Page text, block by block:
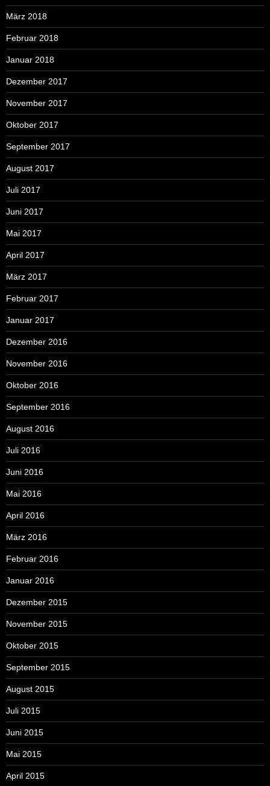
März 2018
Februar 2018
Januar 2018
Dezember 2017
November 2017
Oktober 2017
September 2017
August 2017
Juli 2017
Juni 2017
Mai 2017
April 2017
März 2017
Februar 2017
Januar 2017
Dezember 2016
November 2016
Oktober 2016
September 2016
August 2016
Juli 2016
Juni 2016
Mai 2016
April 2016
März 2016
Februar 2016
Januar 2016
Dezember 2015
November 2015
Oktober 2015
September 2015
August 2015
Juli 2015
Juni 2015
Mai 2015
April 2015